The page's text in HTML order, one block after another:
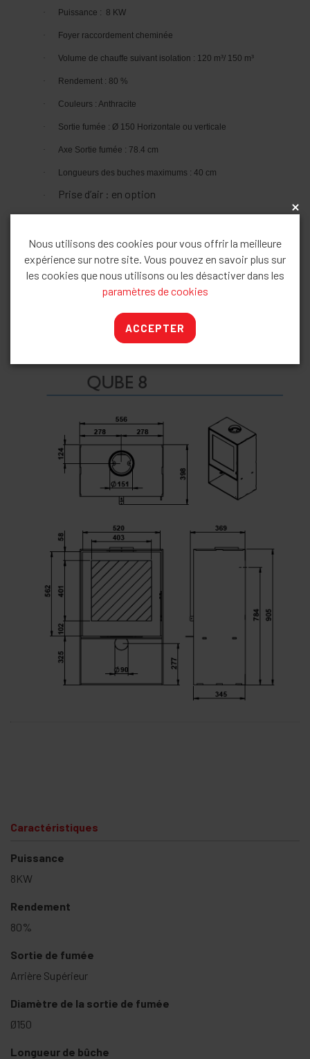
· Puissance : 8 KW
· Foyer raccordement cheminée
· Volume de chauffe suivant isolation : 120 m³/ 150 m³
· Rendement : 80 %
· Couleurs : Anthracite
· Sortie fumée : Ø 150 Horizontale ou verticale
· Axe Sortie fumée : 78.4 cm
· Longueurs des buches maximums : 40 cm
· Prise d’air : en option
ACCESSOIRES :
airbox € 80 HTVA
porte pour niche bois Qube 8 : € 105 HTVA
buselot pour Qube 6 dia 130 : € 50 HTVA
Caractéristiques
Puissance
8KW
Rendement
80%
Sortie de fumée
Arrière Supérieur
Diamètre de la sortie de fumée
Ø150
Longueur de bûche
x
Nous utilisons des cookies pour vous offrir la meilleure
expérience sur notre site. Vous pouvez en savoir plus sur
les cookies que nous utilisons ou les désactiver dans les
paramètres de cookies
ACCEPTER